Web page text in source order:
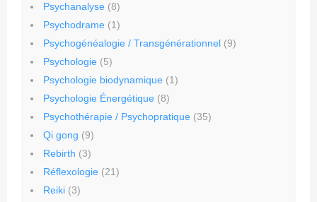
Psychanalyse (8)
Psychodrame (1)
Psychogénéalogie / Transgénérationnel (9)
Psychologie (5)
Psychologie biodynamique (1)
Psychologie Énergétique (8)
Psychothérapie / Psychopratique (35)
Qi gong (9)
Rebirth (3)
Réflexologie (21)
Reiki (3)